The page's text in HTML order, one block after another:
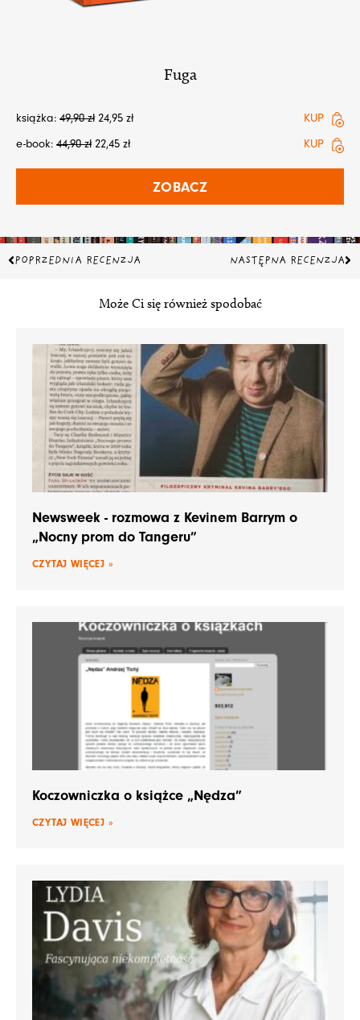
Fuga
książka: 49,90zł 24,95 zł
KUP
e-book: 44,90zł 22,45 zł KUP
ZOBACZ
Prev
POPRZEDNIA RECENZJA NASTĘPNA RECENZJA
Może Ci się również spodobać
Newsweek - rozmowa z Kevinem Barrym o
„Nocny prom do Tangeru”
CZYTAJ WIĘCEJ »
Koczowniczka o książce „Nędza”
CZYTAJ WIĘCEJ »